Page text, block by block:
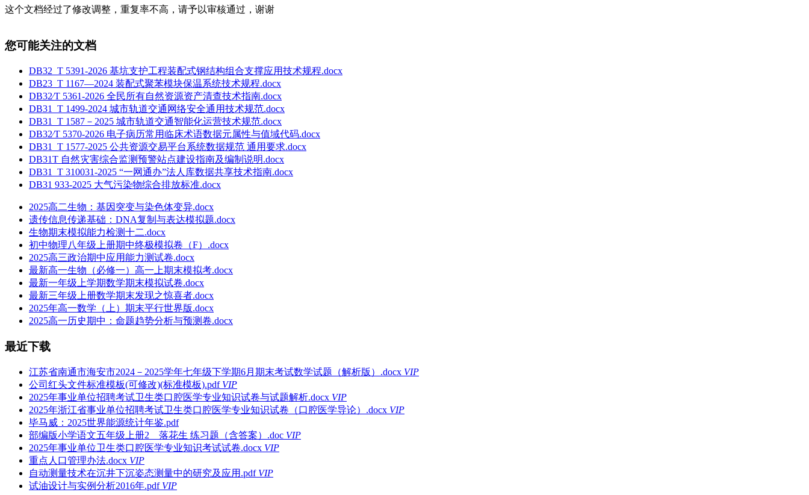
这个文档经过了修改调整，重复率不高，请予以审核通过，谢谢
您可能关注的文档
DB32_T 5391-2026 基坑支护工程装配式钢结构组合支撑应用技术规程.docx
DB23_T 1167—2024 装配式聚苯模块保温系统技术规程.docx
DB32∕T 5361-2026 全民所有自然资源资产清查技术指南.docx
DB31_T 1499-2024 城市轨道交通网络安全通用技术规范.docx
DB31_T 1587－2025 城市轨道交通智能化运营技术规范.docx
DB32∕T 5370-2026 电子病历常用临床术语数据元属性与值域代码.docx
DB31_T 1577-2025 公共资源交易平台系统数据规范 通用要求.docx
DB31T 自然灾害综合监测预警站点建设指南及编制说明.docx
DB31_T 310031-2025 “一网通办”法人库数据共享技术指南.docx
DB31 933-2025 大气污染物综合排放标准.docx
2025高二生物：基因突变与染色体变异.docx
遗传信息传递基础：DNA复制与表达模拟题.docx
生物期末模拟能力检测十二.docx
初中物理八年级上册期中终极模拟卷（F）.docx
2025高三政治期中应用能力测试卷.docx
最新高一生物（必修一）高一上期末模拟考.docx
最新一年级上学期数学期末模拟试卷.docx
最新三年级上册数学期末发现之惊喜者.docx
2025年高一数学（上）期末平行世界版.docx
2025高一历史期中：命题趋势分析与预测卷.docx
最近下载
江苏省南通市海安市2024－2025学年七年级下学期6月期末考试数学试题（解析版）.docx VIP
公司红头文件标准模板(可修改)(标准模板).pdf VIP
2025年事业单位招聘考试卫生类口腔医学专业知识试卷与试题解析.docx VIP
2025年浙江省事业单位招聘考试卫生类口腔医学专业知识试卷（口腔医学导论）.docx VIP
毕马威：2025世界能源统计年鉴.pdf
部编版小学语文五年级上册2 落花生 练习题（含答案）.doc VIP
2025年事业单位卫生类口腔医学专业知识考试试卷.docx VIP
重点人口管理办法.docx VIP
自动测量技术在沉井下沉姿态测量中的研究及应用.pdf VIP
试油设计与实例分析2016年.pdf VIP